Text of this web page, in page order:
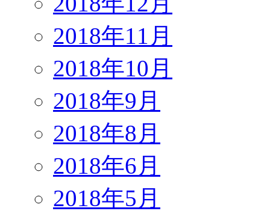
2018年11月
2018年10月
2018年9月
2018年8月
2018年6月
2018年5月